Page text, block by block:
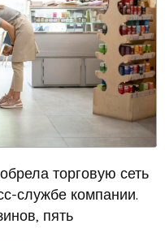
торговую сеть
службе компании.
пять